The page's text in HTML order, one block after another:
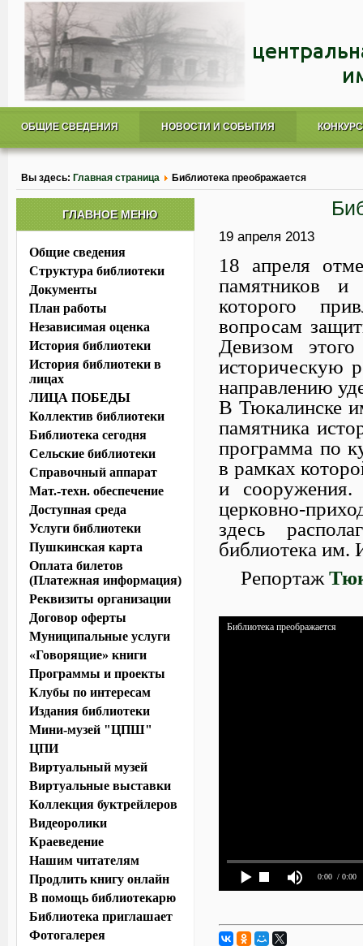
ОБЩИЕ СВЕДЕНИЯ НОВОСТИ И СОБЫТИЯ
Вы здесь: Главная страница Библиотека преображается
19 апреля 2013
18 апреля
памятников и
которого
вопросам
Девизом
историческую
направлению
В Тюкалинске
памятника
программа по
в рамках
и
церковно-
здесь
библиотека им.
Репортаж
Библиотека преображается
0:00 / 0:00
ГЛАВНОЕ МЕНЮ
Общие сведения
Структура библиотеки
Документы
План работы
Независимая оценка
История библиотеки
История библиотеки в
лицах
ЛИЦА ПОБЕДЫ
Коллектив библиотеки
Библиотека сегодня
Сельские библиотеки
Справочный аппарат
Мат.-техн. обеспечение
Доступная среда
Услуги библиотеки
Пушкинская карта
Оплата билетов
(Платежная информация)
Реквизиты организации
Договор оферты
Муниципальные услуги
«Говорящие» книги
Программы и проекты
Клубы по интересам
Издания библиотеки
Мини-музей "ЦПШ"
ЦПИ
Виртуальный музей
Виртуальные выставки
Коллекция буктрейлеров
Видеоролики
Краеведение
Нашим читателям
Продлить книгу онлайн
В помощь библиотекарю
Библиотека приглашает
Фотогалерея